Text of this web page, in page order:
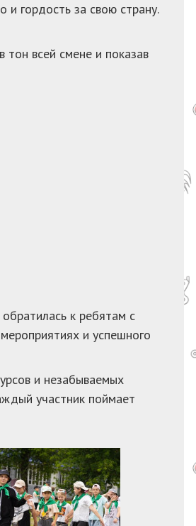
гордость за свою страну.
тон всей смене и показав
к ребятам с
и успешного
и незабываемых
участник поймает